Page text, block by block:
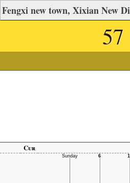
Fengxi new town, Xixian New
57
Cur